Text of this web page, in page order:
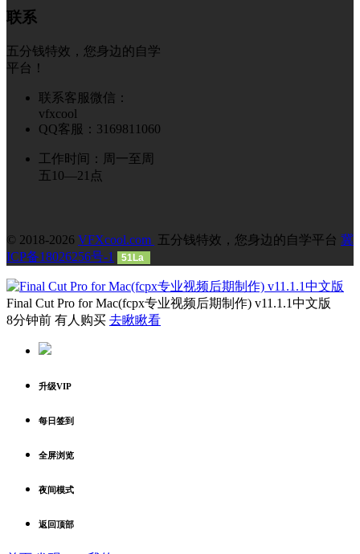
联系
五分钱特效，您身边的自学
平台！
联系客服微信：
vfxcool
QQ客服：3169811060
工作时间：周一至周
五10—21点
© 2018-2026 VFXcool.com 五分钱特效，您身边的自学平台 冀
ICP备18026256号-1
51La
Final Cut Pro for Mac(fcpx专业视频后期制作) v11.1.1中文版
8分钟前 有人购买 去瞅瞅看
升级VIP
每日签到
全屏浏览
夜间模式
返回顶部